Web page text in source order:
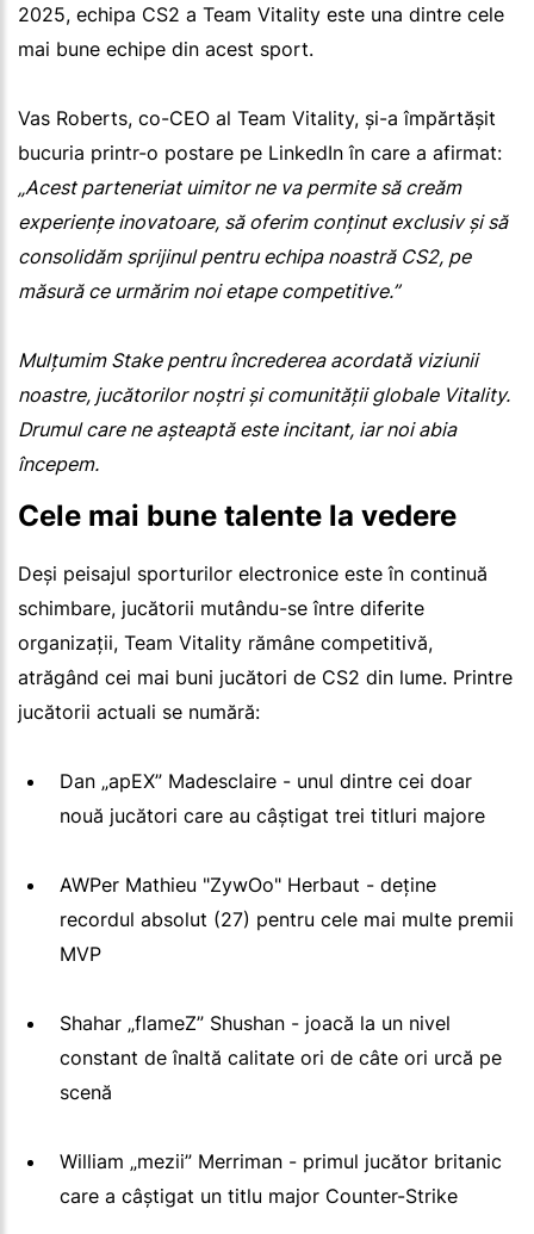
2025, echipa CS2 a Team Vitality este una dintre cele
mai bune echipe din acest sport.
Vas Roberts, co-CEO al Team Vitality, și-a împărtășit
bucuria printr-o postare pe LinkedIn în care a afirmat:
„Acest parteneriat uimitor ne va permite să creăm
experiențe inovatoare, să oferim conținut exclusiv și să
consolidăm sprijinul pentru echipa noastră CS2, pe
măsură ce urmărim noi etape competitive.”
Mulțumim Stake pentru încrederea acordată viziunii
noastre, jucătorilor noștri și comunității globale Vitality.
Drumul care ne așteaptă este incitant, iar noi abia
începem.
Cele mai bune talente la vedere
Deși peisajul sporturilor electronice este în continuă
schimbare, jucătorii mutându-se între diferite
organizații, Team Vitality rămâne competitivă,
atrăgând cei mai buni jucători de CS2 din lume. Printre
jucătorii actuali se numără:
Dan „apEX” Madesclaire - unul dintre cei doar
nouă jucători care au câștigat trei titluri majore
AWPer Mathieu "ZywOo" Herbaut - deține
recordul absolut (27) pentru cele mai multe premii
MVP
Shahar „flameZ” Shushan - joacă la un nivel
constant de înaltă calitate ori de câte ori urcă pe
scenă
William „mezii” Merriman - primul jucător britanic
care a câștigat un titlu major Counter-Strike